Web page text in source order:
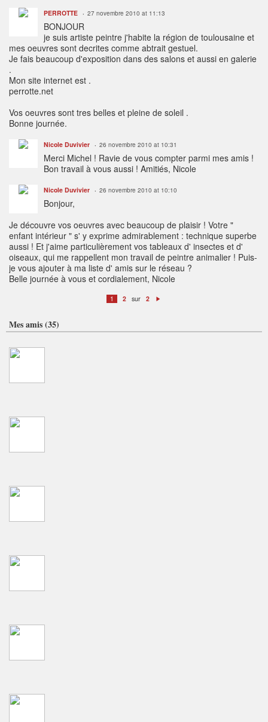
PERROTTE 27 novembre 2010 at 11:13
BONJOUR
je suis artiste peintre j'habite la région de toulousaine et
mes oeuvres sont decrites comme abtrait gestuel.
Je fais beaucoup d'exposition dans des salons et aussi en galerie
.
Mon site internet est .
perrotte.net
Vos oeuvres sont tres belles et pleine de soleil .
Bonne journée.
Nicole Duvivier 26 novembre 2010 at 10:31
Merci Michel ! Ravie de vous compter parmi mes amis !
Bon travail à vous aussi ! Amitiés, Nicole
Nicole Duvivier 26 novembre 2010 at 10:10
Bonjour,
Je découvre vos oeuvres avec beaucoup de plaisir ! Votre "
enfant intérieur " s' y exprime admirablement : technique superbe
aussi ! Et j'aime particulièrement vos tableaux d' insectes et d'
oiseaux, qui me rappellent mon travail de peintre animalier ! Puis-
je vous ajouter à ma liste d' amis sur le réseau ?
Belle journée à vous et cordialement, Nicole
1 2 sur 2
t
Mes amis (35)